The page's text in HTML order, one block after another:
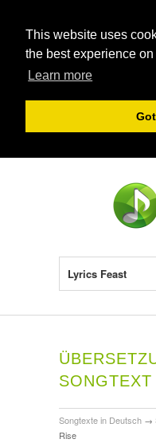
This website uses
the best experience
Learn more
Lyrics Feast
Songtexte in Deutsch →
Rise